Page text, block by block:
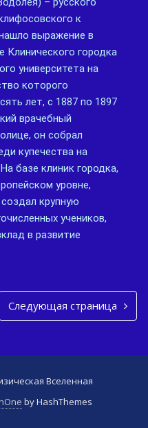
к
выражение в
Клинического городка
университета на
которого
лет, с 1887 по 1897
врачебный
он собрал
купечества на
базе клиник городка,
уровне,
крупную
учеников,
в развитие
Следующая страница
Вселенная
by HashThemes